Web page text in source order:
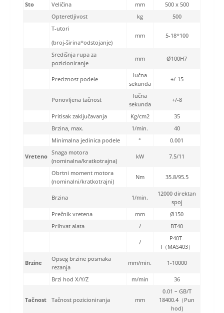
Sto Veličina mm
500 x 500
Opteretljivost
kg
500
T-utori
(broj-širina*odstojanje)
mm 5-18*100
Središnja rupa za
pozicioniranje
mm Ø100H7
Preciznost podele
lučna
sekunda
+/-15
Ponovljena tačnost
lučna
sekunda
+/-8
Pritisak zaključavanja Kg/cm2
35
Brzina, max.
1/min.
40
Minimalna jedinica podele
° 0.001
Vreteno
Snaga motora
(nominalna/kratkotrajna)
kW 7.5/11
Obrtni moment motora
(nominalni/kratkotrajni)
Nm 35.8/95.5
Brzina 1/min.
12000 direktan
spoj
Prečnik vretena
mm
Ø150
Prihvat alata
/ BT40
/
P40T-
I（MAS403）
Brzine
Opseg brzine posmaka
rezanja
mm/min. 1-10000
Brzi hod X/Y/Z m/min 36
Tačnost Tačnost pozicioniranja mm
0.01 – GB/T
18400.4（Pun
hod)